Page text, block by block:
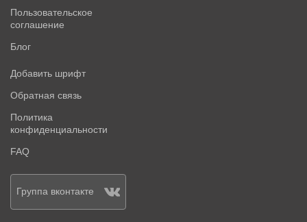
Пользовательское
соглашение
Блог
Добавить шрифт
Обратная связь
Политика
конфиденциальности
FAQ
Группа вконтакте